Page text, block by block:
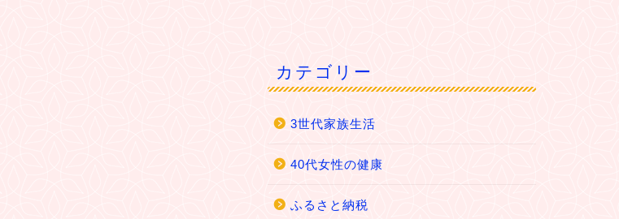
カテゴリー
3世代家族生活
40代女性の健康
ふるさと納税